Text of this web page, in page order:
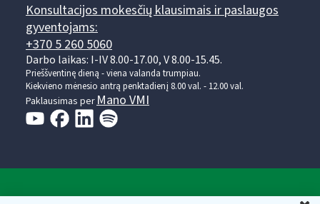
Konsultacijos mokesčių klausimais ir paslaugos
gyventojams:
+370 5 260 5060
Darbo laikas: I-IV 8.00-17.00, V 8.00-15.45.
Prieššventinę dieną - viena valanda trumpiau.
Kiekvieno mėnesio antrą penktadienį 8.00 val. - 12.00 val.
Paklausimas per Mano VMI